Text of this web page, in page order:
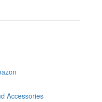
Accessories